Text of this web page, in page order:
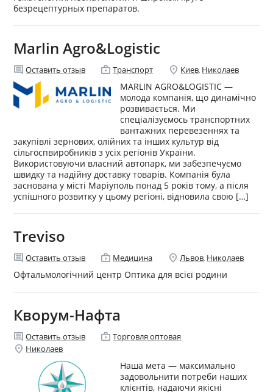
безрецептурных препаратов.
Marlin Agro&Logistic
comment Оставить отзыв enterprise Транспорт location_on Киев, Николаев
MARLIN AGRO&LOGISTIC —
молода компанія, що динамічно
розвивається. Ми
спеціалізуємось транспортних
вантажних перевезеннях та
закупівлі зернових, олійних та інших культур від
сільгоспвиробників з усіх регіонів України.
Використовуючи власний автопарк, ми забезпечуємо
швидку та надійну доставку товарів. Компанія була
заснована у місті Маріуполь понад 5 років тому, а після
успішного розвитку у цьому регіоні, відновила свою […]
Treviso
comment Оставить отзыв enterprise Медицина location_on Львов, Николаев
Офтальмологічний центр Оптика для всієї родини
Кворум-Нафта
comment Оставить отзыв enterprise Торговля оптовая
location_on Николаев
Наша мета — максимально
задовольнити потреби наших
клієнтів, надаючи якісні